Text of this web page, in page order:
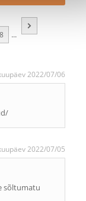
8 ...
2022/07/06
2022/07/05
sõltumatu